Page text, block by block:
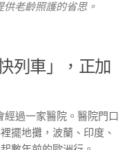
老齡照護的省思。
列車」，正加
經過一家醫院。醫院門口
擺地攤，波蘭、印度、